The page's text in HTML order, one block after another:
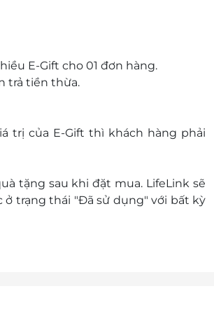
E-Gift cho 01 đơn hàng.
trả tiền thừa.
trị của E-Gift thì khách hàng phải
tặng sau khi đặt mua. LifeLink sẽ
trạng thái "Đã sử dụng" với bất kỳ
nhà cung cấp.
edit?